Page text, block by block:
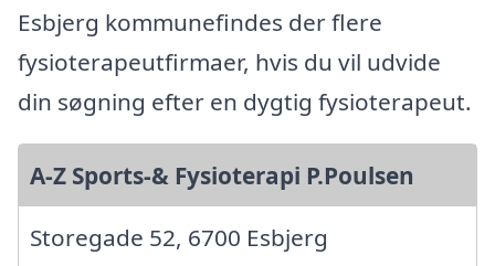
Esbjerg kommunefindes der flere
fysioterapeutfirmaer, hvis du vil udvide
din søgning efter en dygtig fysioterapeut.
A-Z Sports-& Fysioterapi P.Poulsen
Storegade 52, 6700 Esbjerg